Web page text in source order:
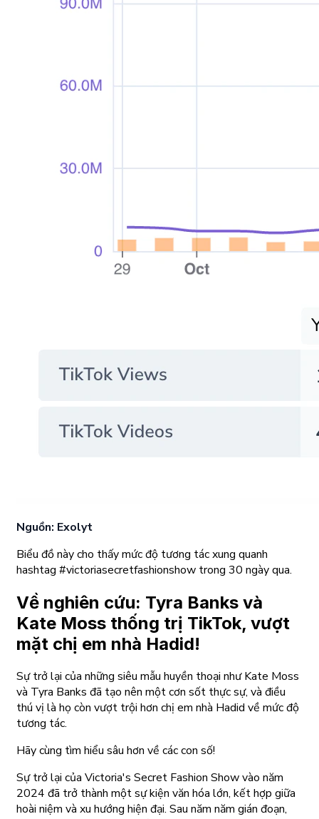
Nguồn: Exolyt
Biểu đồ này cho thấy mức độ tương tác xung quanh
hashtag #victoriasecretfashionshow trong 30 ngày qua.
Về nghiên cứu: Tyra Banks và
Kate Moss thống trị TikTok, vượt
mặt chị em nhà Hadid!
Sự trở lại của những siêu mẫu huyền thoại như Kate Moss
và Tyra Banks đã tạo nên một cơn sốt thực sự, và điều
thú vị là họ còn vượt trội hơn chị em nhà Hadid về mức độ
tương tác.
Hãy cùng tìm hiểu sâu hơn về các con số!
Sự trở lại của Victoria's Secret Fashion Show vào năm
2024 đã trở thành một sự kiện văn hóa lớn, kết hợp giữa
hoài niệm và xu hướng hiện đại. Sau năm năm gián đoạn,